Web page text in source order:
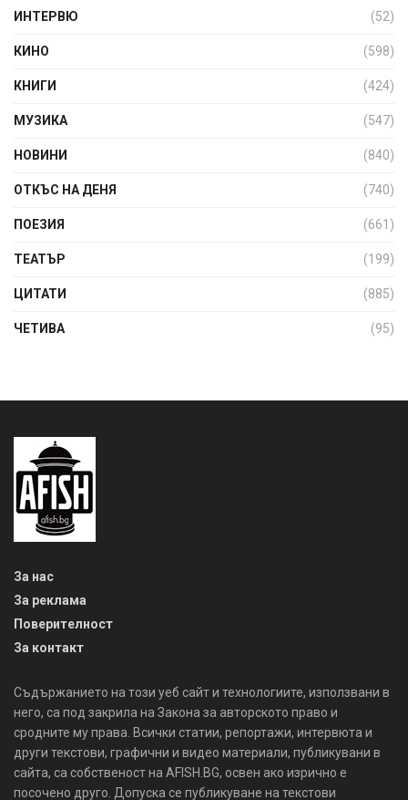
ИНТЕРВЮ (52)
КИНО (598)
КНИГИ (424)
МУЗИКА (547)
НОВИНИ (840)
ОТКЪС НА ДЕНЯ (740)
ПОЕЗИЯ (661)
ТЕАТЪР (199)
ЦИТАТИ (885)
ЧЕТИВА (95)
За нас
За реклама
Поверителност
За контакт
Съдържанието на този уеб сайт и технологиите, използвани в
него, са под закрила на Закона за авторското право и
сродните му права. Всички статии, репортажи, интервюта и
други текстови, графични и видео материали, публикувани в
сайта, са собственост на AFISH.BG, освен ако изрично е
посочено друго. Допуска се публикуване на текстови